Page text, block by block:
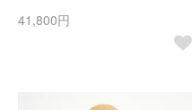
41,800円